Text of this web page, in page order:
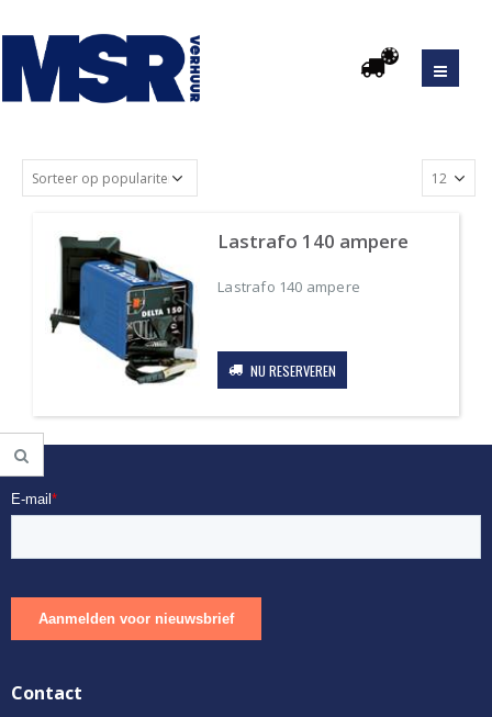
Lastrafo 140 ampere
Lastrafo 140 ampere
was:
€65.00.
is:
€26.00.
NU RESERVEREN
Contact